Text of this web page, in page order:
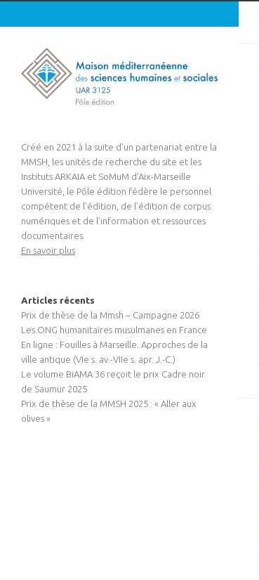
Créé en 2021 à la suite d’un partenariat entre la
MMSH, les unités de recherche du site et les
Instituts ARKAIA et SoMuM d’Aix-Marseille
Université, le Pôle édition fédère le personnel
compétent de l’édition, de l’édition de corpus
numériques et de l’information et ressources
documentaires.
En savoir plus
Articles récents
Prix de thèse de la Mmsh – Campagne 2026
Les ONG humanitaires musulmanes en France
En ligne : Fouilles à Marseille. Approches de la
ville antique (VIe s. av.-VIIe s. apr. J.-C.)
Le volume BiAMA 36 reçoit le prix Cadre noir
de Saumur 2025
Prix de thèse de la MMSH 2025 : « Aller aux
olives »